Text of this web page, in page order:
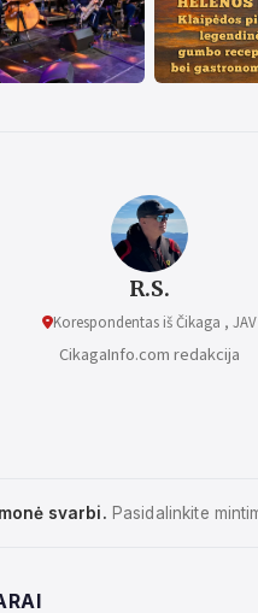
R.S.
Korespondentas iš Čikaga , JAV
CikagaInfo.com redakcija
svarbi. Pasidalinkite